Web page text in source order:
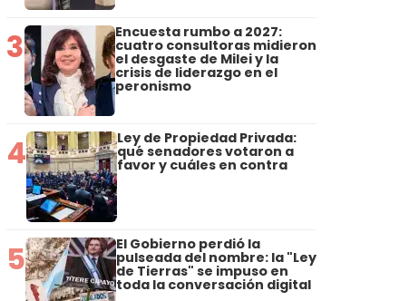
3 Encuesta rumbo a 2027:
cuatro consultoras midieron
el desgaste de Milei y la
crisis de liderazgo en el
peronismo
4 Ley de Propiedad Privada:
qué senadores votaron a
favor y cuáles en contra
5 El Gobierno perdió la
pulseada del nombre: la "Ley
de Tierras" se impuso en
toda la conversación digital